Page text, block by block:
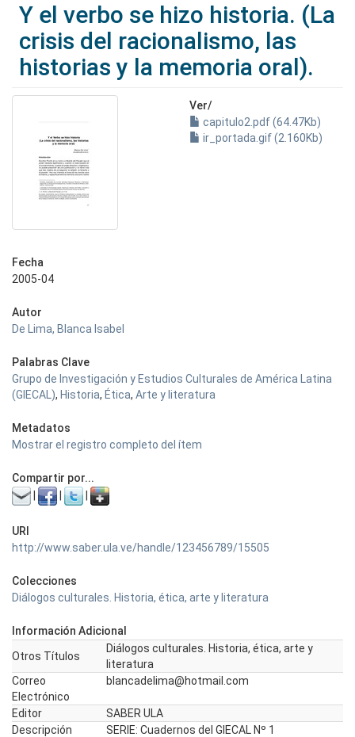
Y el verbo se hizo historia. (La
crisis del racionalismo, las
historias y la memoria oral).
Ver/
capitulo2.pdf (64.47Kb)
ir_portada.gif (2.160Kb)
Fecha
2005-04
Autor
De Lima, Blanca Isabel
Palabras Clave
Grupo de Investigación y Estudios Culturales de América Latina
(GIECAL), Historia, Ética, Arte y literatura
Metadatos
Mostrar el registro completo del ítem
Compartir por...
URI
http://www.saber.ula.ve/handle/123456789/15505
Colecciones
Diálogos culturales. Historia, ética, arte y literatura
Información Adicional
Otros Títulos
Diálogos culturales. Historia, ética, arte y
literatura
Correo
Electrónico
blancadelima@hotmail.com
Editor
SABER ULA
Descripción
SERIE: Cuadernos del GIECAL Nº 1